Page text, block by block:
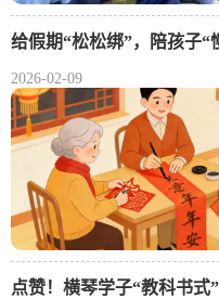
给假期“松松绑”，陪孩子“
2026-02-09
点赞！横琴学子“教科书式